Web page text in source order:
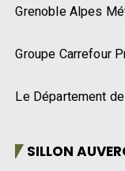
Grenoble Alpes
Groupe Carrefour
Le Département
SILLON